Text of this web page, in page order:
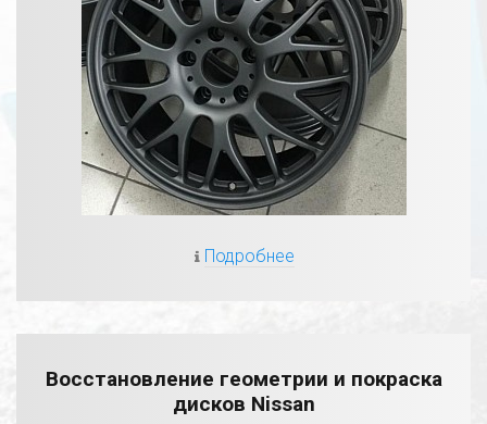
Подробнее
Восстановление геометрии и покраска
дисков Nissan